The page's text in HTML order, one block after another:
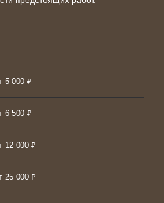
5 000 ₽
6 500 ₽
12 000 ₽
25 000 ₽